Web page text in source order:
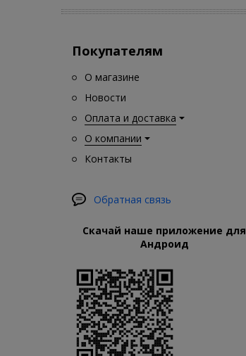
Покупателям
О магазине
Новости
Оплата и доставка
О компании
Контакты
Обратная связь
Скачай наше приложение для
Андроид